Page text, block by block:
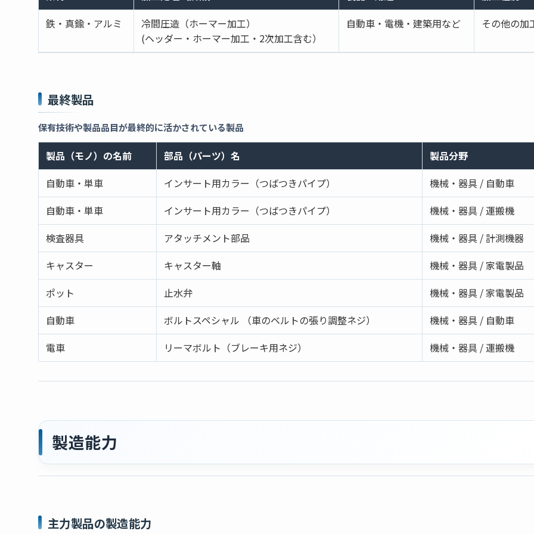
鉄・真鍮・アルミ
冷間圧造（ホーマー加工）
(ヘッダー・ホーマー加工・2次加工含む）
自動車・電機・建築用など その他の加
最終製品
保有技術や製品品目が最終的に活かされている製品
製品（モノ）の名前 部品（パーツ）名
製品分野
自動車・単車
インサート用カラー（つばつきパイプ）
機械・器具 / 自動車
自動車・単車
インサート用カラー（つばつきパイプ）
機械・器具 / 運搬機
検査器具
アタッチメント部品
機械・器具 / 計測機器
キャスター
キャスター軸
機械・器具 / 家電製品
ポット
止水弁
機械・器具 / 家電製品
自動車
ボルトスペシャル （車のベルトの張り調整ネジ）
機械・器具 / 自動車
電車
リーマボルト（ブレーキ用ネジ） 機械・器具 / 運搬機
製造能力
主力製品の製造能力